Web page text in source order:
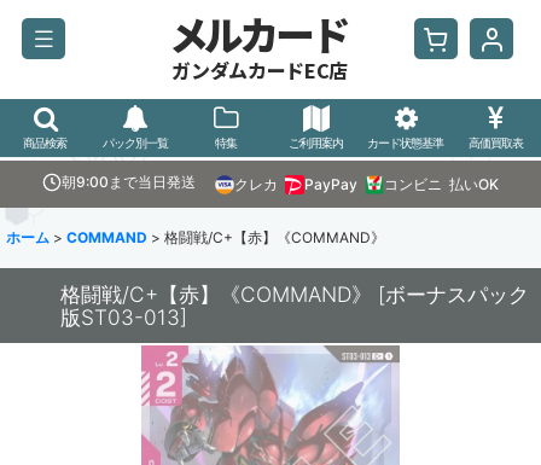
メルカード
ガンダムカードEC店
商品検索 パック別一覧 特集 ご利用案内 カード状態基準 高価買取表
朝9:00まで当日発送 クレカ PayPay コンビニ 払いOK
ホーム > COMMAND > 格闘戦/C+【赤】《COMMAND》
格闘戦/C+【赤】《COMMAND》 [ボーナスパック
版ST03-013]